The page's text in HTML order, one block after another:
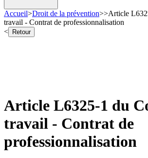
Accueil>Droit de la prévention>>Article
travail - Contrat de professionnalisation
<
Retour
Article L6325-1 du
travail - Contrat de
professionnalisation